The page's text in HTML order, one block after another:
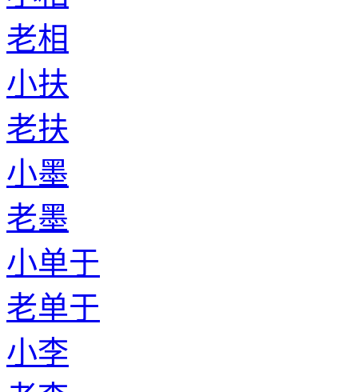
老相
小扶
老扶
小墨
老墨
小单于
老单于
小李